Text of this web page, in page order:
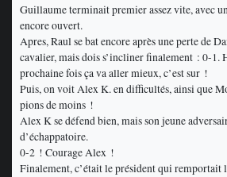
Guillaume terminait premier assez vite, avec
encore ouvert.
Apres, Raul se bat encore après une perte de
cavalier, mais dois s’incliner finalement : 0-1.
prochaine fois ça va aller mieux, c’est sur !
Puis, on voit Alex K. en difficultés, ainsi que
pions de moins !
Alex K se défend bien, mais son jeune
d’échappatoire.
0-2 ! Courage Alex !
Finalement, c’était le président qui remportait